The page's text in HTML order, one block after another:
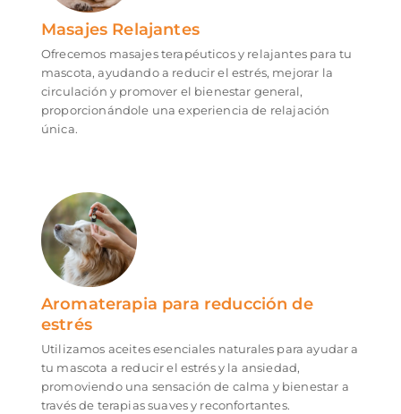
Masajes Relajantes
Ofrecemos masajes terapéuticos y relajantes para tu
mascota, ayudando a reducir el estrés, mejorar la
circulación y promover el bienestar general,
proporcionándole una experiencia de relajación
única.
Aromaterapia para reducción de
estrés
Utilizamos aceites esenciales naturales para ayudar a
tu mascota a reducir el estrés y la ansiedad,
promoviendo una sensación de calma y bienestar a
través de terapias suaves y reconfortantes.